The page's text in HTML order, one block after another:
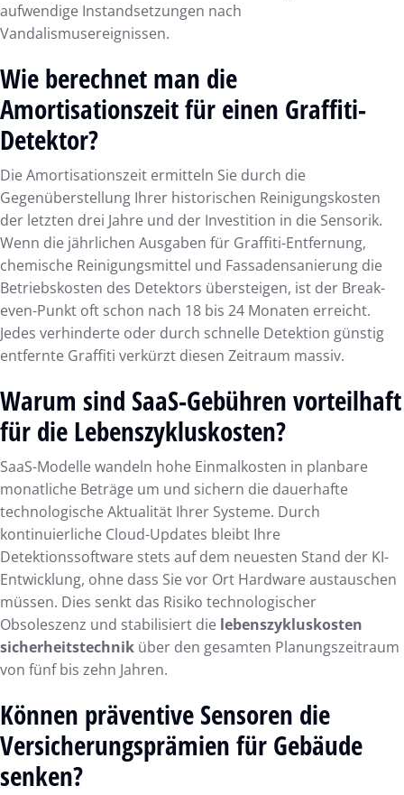
aufwendige Instandsetzungen nach
Vandalismusereignissen.
Wie berechnet man die
Amortisationszeit für einen Graffiti-
Detektor?
Die Amortisationszeit ermitteln Sie durch die
Gegenüberstellung Ihrer historischen Reinigungskosten
der letzten drei Jahre und der Investition in die Sensorik.
Wenn die jährlichen Ausgaben für Graffiti-Entfernung,
chemische Reinigungsmittel und Fassadensanierung die
Betriebskosten des Detektors übersteigen, ist der Break-
even-Punkt oft schon nach 18 bis 24 Monaten erreicht.
Jedes verhinderte oder durch schnelle Detektion günstig
entfernte Graffiti verkürzt diesen Zeitraum massiv.
Warum sind SaaS-Gebühren vorteilhaft
für die Lebenszykluskosten?
SaaS-Modelle wandeln hohe Einmalkosten in planbare
monatliche Beträge um und sichern die dauerhafte
technologische Aktualität Ihrer Systeme. Durch
kontinuierliche Cloud-Updates bleibt Ihre
Detektionssoftware stets auf dem neuesten Stand der KI-
Entwicklung, ohne dass Sie vor Ort Hardware austauschen
müssen. Dies senkt das Risiko technologischer
Obsoleszenz und stabilisiert die lebenszykluskosten
sicherheitstechnik über den gesamten Planungszeitraum
von fünf bis zehn Jahren.
Können präventive Sensoren die
Versicherungsprämien für Gebäude
senken?